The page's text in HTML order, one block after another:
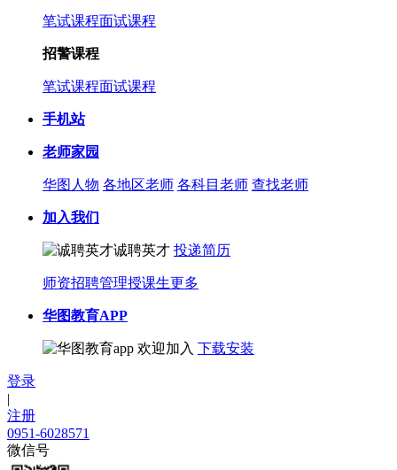
笔试课程面试课程
招警课程
笔试课程面试课程
手机站
老师家园
华图人物 各地区老师 各科目老师 查找老师
加入我们
诚聘英才 投递简历
师资招聘管理授课生更多
华图教育APP
欢迎加入 下载安装
登录
|
注册
0951-6028571
微信号